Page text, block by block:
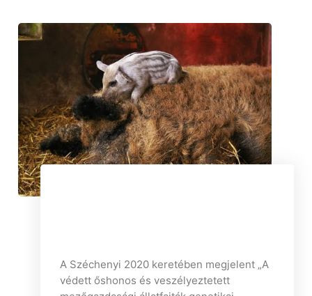
A Széchenyi 2020 keretében megjelent „A
védett őshonos és veszélyeztetett